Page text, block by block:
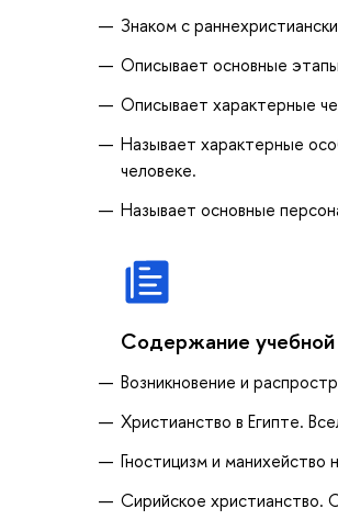
Знаком с
Описывает основные
Описывает характерные
Называет характерные
человеке.
Называет основные
Содержание
Возникновение и
Христианство в Египте.
Гностицизм и
Сирийское христианство.